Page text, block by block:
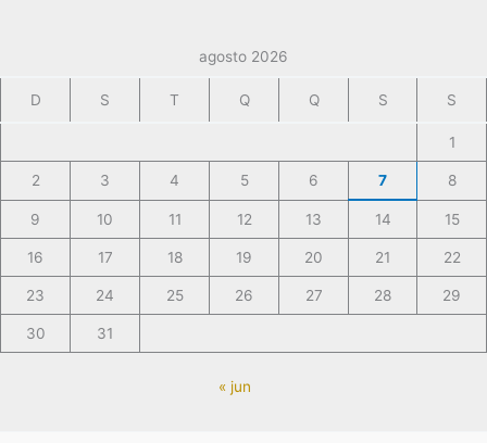
agosto 2026
D S T Q Q S S
1
2 3 4 5 6 7 8
9 10 11 12 13 14 15
16 17 18 19 20 21 22
23 24 25 26 27 28 29
30 31
« jun